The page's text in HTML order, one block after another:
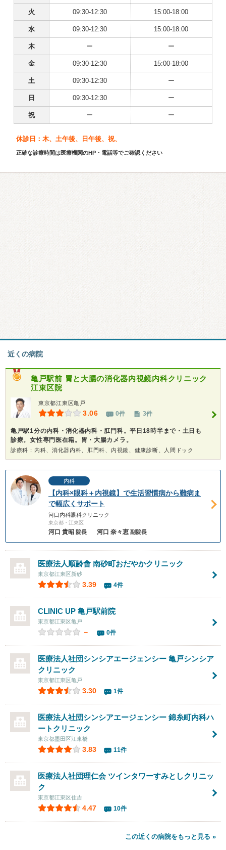
火 09:30-12:30 15:00-18:00
水 09:30-12:30 15:00-18:00
木 ー ー
金 09:30-12:30 15:00-18:00
土 09:30-12:30 ー
日 09:30-12:30 ー
祝 ー ー
休診日：木、土午後、日午後、祝、
正確な診療時間は医療機関のHP・電話等でご確認ください
近くの病院
亀戸駅前 胃と大腸の消化器内視鏡内科クリニック
江東区院
東京都江東区亀戸
3.06 0件 3件
亀戸駅1分の内科・消化器内科・肛門科。平日18時半まで・土日も
診療。女性専門医在籍。胃・大腸カメラ。
診療科：内科、消化器内科、肛門科、内視鏡、健康診断、人間ドック
内科
【内科×眼科＋内視鏡】で生活習慣病から難病ま
で幅広くサポート
河口内科眼科クリニック
東京都・江東区
河口 貴昭 院長 河口 奈々恵 副院長
医療法人順齢會 南砂町おだやかクリニック
東京都江東区新砂
3.39 4件
CLINIC UP 亀戸駅前院
東京都江東区亀戸
－ 0件
医療法人社団シンシアエージェンシー 亀戸シンシア
クリニック
東京都江東区亀戸
3.30 1件
医療法人社団シンシアエージェンシー 錦糸町内科ハ
ートクリニック
東京都墨田区江東橋
3.83 11件
医療法人社団理仁会 ツインタワーすみとしクリニッ
ク
東京都江東区住吉
4.47 10件
この近くの病院をもっと見る »